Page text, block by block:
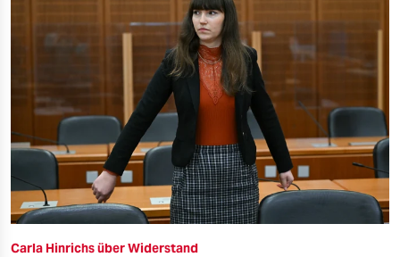
Carla Hinrichs über Widerstand